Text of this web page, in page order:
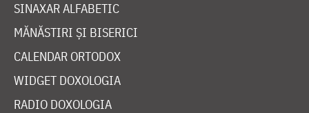
SINAXAR ALFABETIC
MĂNĂSTIRI ȘI BISERICI
CALENDAR ORTODOX
WIDGET DOXOLOGIA
RADIO DOXOLOGIA